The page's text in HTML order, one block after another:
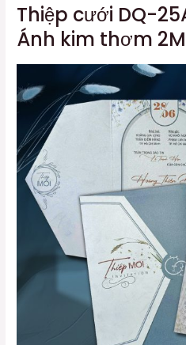
Thiệp cưới DQ-
Ánh kim thơm 2M